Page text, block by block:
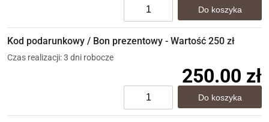
Kod podarunkowy / Bon prezentowy - Wartość 250 zł
Czas realizacji: 3 dni robocze
250.00 zł